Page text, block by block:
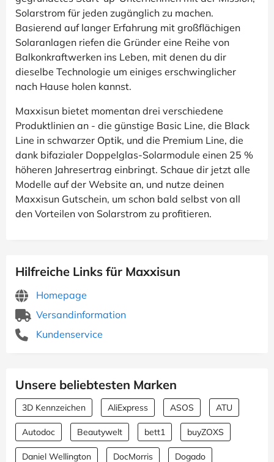
Solarstrom für jeden zugänglich zu machen.
Basierend auf langer Erfahrung mit großflächigen
Solaranlagen riefen die Gründer eine Reihe von
Balkonkraftwerken ins Leben, mit denen du dir
dieselbe Technologie um einiges erschwinglicher
nach Hause holen kannst.
Maxxisun bietet momentan drei verschiedene
Produktlinien an - die günstige Basic Line, die Black
Line in schwarzer Optik, und die Premium Line, die
dank bifazialer Doppelglas-Solarmodule einen 25 %
höheren Jahresertrag einbringt. Schaue dir jetzt alle
Modelle auf der Website an, und nutze deinen
Maxxisun Gutschein, um schon bald selbst von all
den Vorteilen von Solarstrom zu profitieren.
Hilfreiche Links für Maxxisun
Homepage
Versandinformation
Kundenservice
Unsere beliebtesten Marken
3D Kennzeichen AliExpress ASOS ATU
Autodoc Beautywelt bett1 buyZOXS
Daniel Wellington DocMorris Dogado